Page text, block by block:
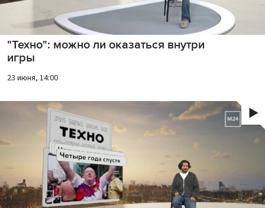
"Техно": можно ли оказаться внутри
игры
23 июня, 14:00